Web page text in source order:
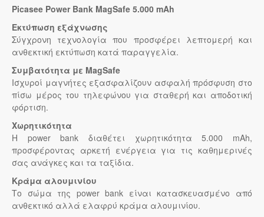
Picasee Power Bank MagSafe 5.000 mAh
Εκτύπωση εξάχνωσης
Σύγχρονη τεχνολογία που προσφέρει λεπτομερή και
ανθεκτική εκτύπωση κατά παραγγελία.
Συμβατότητα με MagSafe
Ισχυροί μαγνήτες εξασφαλίζουν ασφαλή πρόσφυση στο
πίσω μέρος του τηλεφώνου για σταθερή και αποδοτική
φόρτιση.
Χωρητικότητα
Η power bank διαθέτει χωρητικότητα 5.000 mAh,
προσφέροντας αρκετή ενέργεια για τις καθημερινές
σας ανάγκες και τα ταξίδια.
Κράμα αλουμινίου
Το σώμα της power bank είναι κατασκευασμένο από
ανθεκτικό αλλά ελαφρύ κράμα αλουμινίου.